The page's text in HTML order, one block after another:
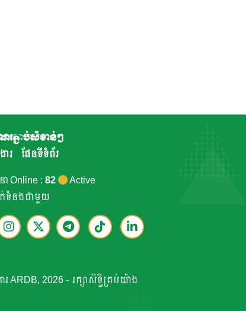
រភ្ជាប់សំខាន់ៗ
ារ
ផែនទីទំព័រ
ា Online : 82
Active
ក់ទំនងជាមួយ
រ ARDB, 2026 - រក្សាសិទ្ធិគ្រប់យ៉ាង